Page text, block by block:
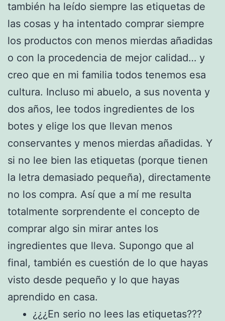
también ha leído siempre las etiquetas de
las cosas y ha intentado comprar siempre
los productos con menos mierdas añadidas
o con la procedencia de mejor calidad… y
creo que en mi familia todos tenemos esa
cultura. Incluso mi abuelo, a sus noventa y
dos años, lee todos ingredientes de los
botes y elige los que llevan menos
conservantes y menos mierdas añadidas. Y
si no lee bien las etiquetas (porque tienen
la letra demasiado pequeña), directamente
no los compra. Así que a mí me resulta
totalmente sorprendente el concepto de
comprar algo sin mirar antes los
ingredientes que lleva. Supongo que al
final, también es cuestión de lo que hayas
visto desde pequeño y lo que hayas
aprendido en casa.
¿¿¿En serio no lees las etiquetas???